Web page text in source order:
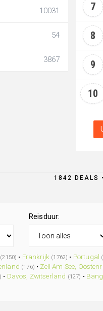
10031
54
3867
7
8
9
10
1842 DEALS
Reisduur:
(2150) • Frankrijk (1762) • Portugal
(176) • Zell Am See,
• Davos, Zwitserland (127) •